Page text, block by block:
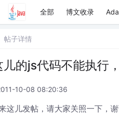
全部 博文收录
帖子详情
的js代码不能执行，
10-08 08:20:36
这儿发帖，请大家关照一下，